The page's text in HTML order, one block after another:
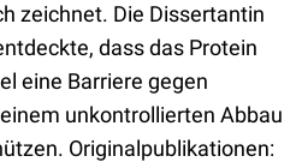
zeichnet. Die Dissertantin
dass das Protein
eine Barriere gegen
unkontrollierten Abbau
Originalpublikationen: